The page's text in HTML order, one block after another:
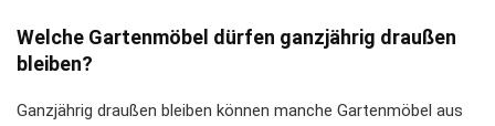
Welche Gartenmöbel dürfen ganzjährig draußen
bleiben?
Ganzjährig draußen bleiben können manche Gartenmöbel aus